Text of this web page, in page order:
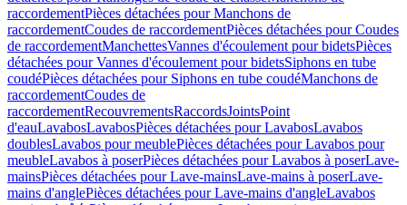
raccordementPièces détachées pour Manchons de
raccordementCoudes de raccordementPièces détachées pour Coudes
de raccordementManchettesVannes d'écoulement pour bidetsPièces
détachées pour Vannes d'écoulement pour bidetsSiphons en tube
coudéPièces détachées pour Siphons en tube coudéManchons de
raccordementCoudes de
raccordementRecouvrementsRaccordsJointsPoint
d'eauLavabosLavabosPièces détachées pour LavabosLavabos
doublesLavabos pour meublePièces détachées pour Lavabos pour
meubleLavabos à poserPièces détachées pour Lavabos à poserLave-
mainsPièces détachées pour Lave-mainsLave-mains à poserLave-
mains d'anglePièces détachées pour Lave-mains d'angleLavabos